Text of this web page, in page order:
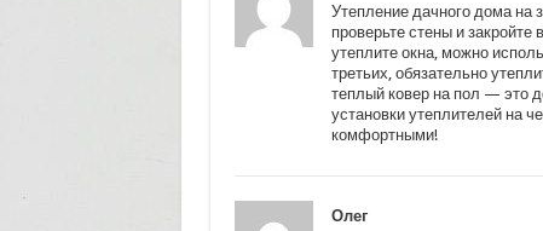
Утепление дачного дома на
проверьте стены и
утеплите окна, можно
третьих, обязательно
теплый ковер на пол — это
установки утеплителей на
комфортными!
Олег